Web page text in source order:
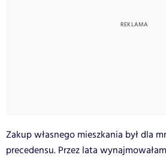
Zakup własnego mieszkania był dla
precedensu. Przez lata